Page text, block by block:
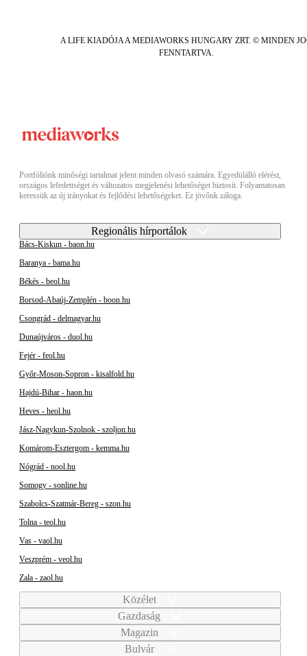
A LIFE KIADÓJA A MEDIAWORKS HUNGARY ZRT. © MINDEN
FENNTARTVA.
Portfóliónk minőségi tartalmat jelent minden olvasó számára. Egyedülálló elérést,
országos lefedettséget és változatos megjelenési lehetőséget biztosít. Folyamatosan
keressük az új irányokat és fejlődési lehetőségeket. Ez jövőnk záloga.
Regionális hírportálok
Bács-Kiskun - baon.hu
Baranya - bama.hu
Békés - beol.hu
Borsod-Abaúj-Zemplén - boon.hu
Csongrád - delmagyar.hu
Dunaújváros - duol.hu
Fejér - feol.hu
Győr-Moson-Sopron - kisalfold.hu
Hajdú-Bihar - haon.hu
Heves - heol.hu
Jász-Nagykun-Szolnok - szoljon.hu
Komárom-Esztergom - kemma.hu
Nógrád - nool.hu
Somogy - sonline.hu
Szabolcs-Szatmár-Bereg - szon.hu
Tolna - teol.hu
Vas - vaol.hu
Veszprém - veol.hu
Zala - zaol.hu
Közélet
Gazdaság
Magazin
Bulvár